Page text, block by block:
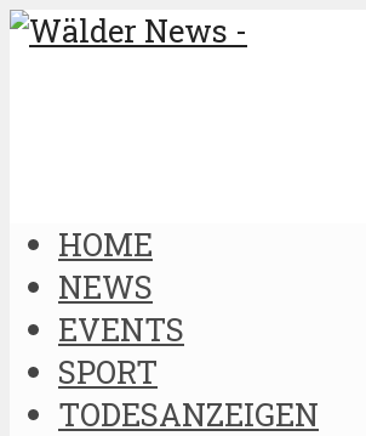
HOME
NEWS
EVENTS
SPORT
TODESANZEIGEN